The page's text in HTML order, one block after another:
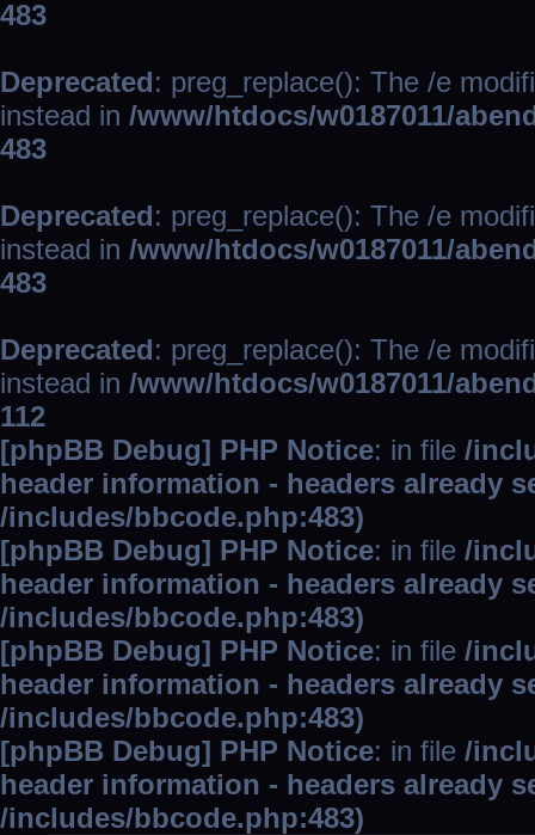
483
Deprecated: preg_replace(): The /e
instead in /www/htdocs/w0187011/
483
Deprecated: preg_replace(): The /e
instead in /www/htdocs/w0187011/
483
Deprecated: preg_replace(): The /e
instead in /www/htdocs/w0187011/
112
[phpBB Debug] PHP Notice: in file /
header information - headers already
/includes/bbcode.php:483)
[phpBB Debug] PHP Notice: in file /
header information - headers already
/includes/bbcode.php:483)
[phpBB Debug] PHP Notice: in file /
header information - headers already
/includes/bbcode.php:483)
[phpBB Debug] PHP Notice: in file /
header information - headers already
/includes/bbcode.php:483)